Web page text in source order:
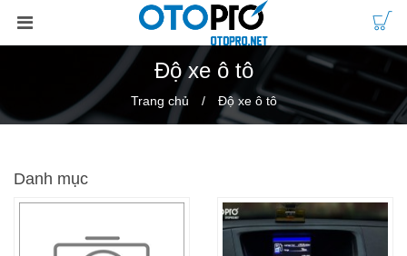
Độ xe ô tô
Trang chủ Độ xe ô tô
Danh mục